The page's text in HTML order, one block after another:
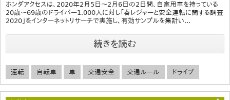
ホンダアクセスは、2020年2月5日～2月6日の2日間、自家用車を持っている
20歳～69歳のドライバー1,000人に対し「春レジャーと安全運転に関する調査
2020」をインターネットリサーチで実施し、有効サンプルを集計い...
続きを読む
運転 自転車 車 交通安全 交通ルール ドライブ